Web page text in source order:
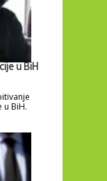
u BiH
u BiH.